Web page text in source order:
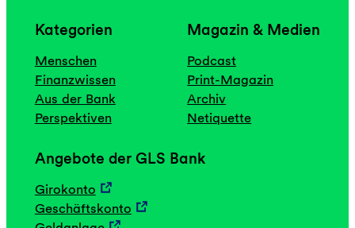
Kategorien
Menschen
Finanzwissen
Aus der Bank
Perspektiven
Magazin & Medien
Podcast
Print-Magazin
Archiv
Netiquette
Angebote der GLS Bank
Girokonto
Geschäftskonto